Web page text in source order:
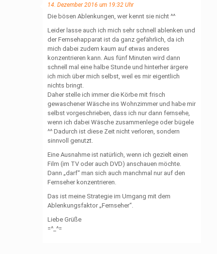
14. Dezember 2016 um 19:32 Uhr
Die bösen Ablenkungen, wer kennt sie nicht ^^
Leider lasse auch ich mich sehr schnell ablenken und
der Fernsehapparat ist da ganz gefährlich, da ich
mich dabei zudem kaum auf etwas anderes
konzentrieren kann. Aus fünf Minuten wird dann
schnell mal eine halbe Stunde und hinterher ärgere
ich mich über mich selbst, weil es mir eigentlich
nichts bringt.
Daher stelle ich immer die Körbe mit frisch
gewaschener Wäsche ins Wohnzimmer und habe mir
selbst vorgeschrieben, dass ich nur dann fernsehe,
wenn ich dabei Wäsche zusammenlege oder bügele
^^ Dadurch ist diese Zeit nicht verloren, sondern
sinnvoll genutzt.
Eine Ausnahme ist natürlich, wenn ich gezielt einen
Film (im TV oder auch DVD) anschauen möchte.
Dann „darf“ man sich auch manchmal nur auf den
Fernseher konzentrieren.
Das ist meine Strategie im Umgang mit dem
Ablenkungsfaktor „Fernseher“.
Liebe Grüße
=^_^=